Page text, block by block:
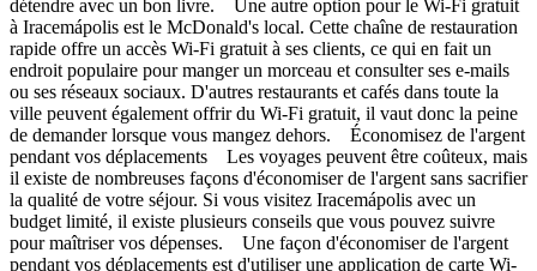
détendre avec un bon livre. Une autre option pour le Wi-Fi gratuit
à Iracemápolis est le McDonald's local. Cette chaîne de restauration
rapide offre un accès Wi-Fi gratuit à ses clients, ce qui en fait un
endroit populaire pour manger un morceau et consulter ses e-mails
ou ses réseaux sociaux. D'autres restaurants et cafés dans toute la
ville peuvent également offrir du Wi-Fi gratuit, il vaut donc la peine
de demander lorsque vous mangez dehors. Économisez de l'argent
pendant vos déplacements Les voyages peuvent être coûteux, mais
il existe de nombreuses façons d'économiser de l'argent sans sacrifier
la qualité de votre séjour. Si vous visitez Iracemápolis avec un
budget limité, il existe plusieurs conseils que vous pouvez suivre
pour maîtriser vos dépenses. Une façon d'économiser de l'argent
pendant vos déplacements est d'utiliser une application de carte Wi-